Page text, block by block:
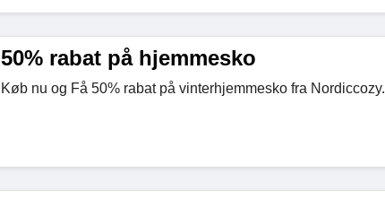
50% rabat på hjemmesko
Køb nu og Få 50% rabat på vinterhjemmesko fra Nordiccozy.